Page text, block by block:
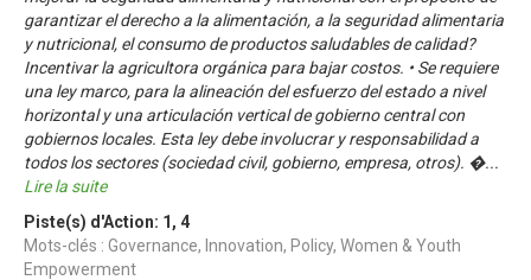
garantizar el derecho a la alimentación, a la seguridad alimentaria
y nutricional, el consumo de productos saludables de calidad?
Incentivar la agricultora orgánica para bajar costos. • Se requiere
una ley marco, para la alineación del esfuerzo del estado a nivel
horizontal y una articulación vertical de gobierno central con
gobiernos locales. Esta ley debe involucrar y responsabilidad a
todos los sectores (sociedad civil, gobierno, empresa, otros). �...
Lire la suite
Piste(s) d'Action: 1 , 4
Mots-clés : Governance, Innovation, Policy, Women & Youth
Empowerment